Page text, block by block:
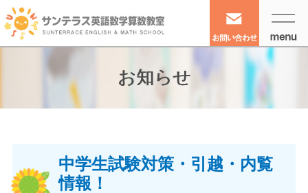
お知らせ
中学生試験対策・引越・内覧
情報！